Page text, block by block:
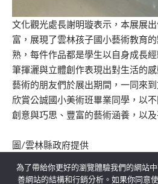
文化觀光處長謝明璇表示，本展展
富，展現了雲林孩子國小藝術教育
熟，每件作品都是學生以自身成長
筆揮灑與立體創作表現出對生活的
藝術的朋友們於展出期間，一同來
欣賞公誠國小美術班畢業同學，以
創意與巧思、豐富的藝術涵養，以
圖/雲林縣政府提供
為了帶給你更好的瀏覽體驗我們的網站
善網站的結構和行銷分析。如果你同意